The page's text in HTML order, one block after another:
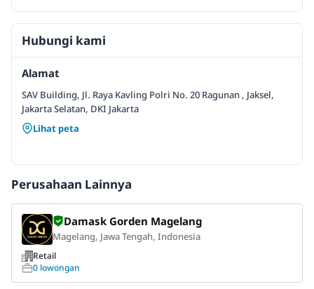
Hubungi kami
Alamat
SAV Building, Jl. Raya Kavling Polri No. 20 Ragunan , Jaksel,
Jakarta Selatan, DKI Jakarta
Lihat peta
Perusahaan Lainnya
Damask Gorden Magelang
Magelang, Jawa Tengah, Indonesia
Retail
0 lowongan